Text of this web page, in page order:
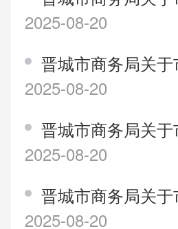
2025-08-20
晋城市商务局关
2025-08-20
晋城市商务局关
2025-08-20
晋城市商务局关
2025-08-20